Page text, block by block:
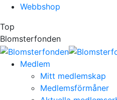
Webbshop
Top
Blomsterfonden
Medlem
Mitt medlemskap
Medlemsförmåner